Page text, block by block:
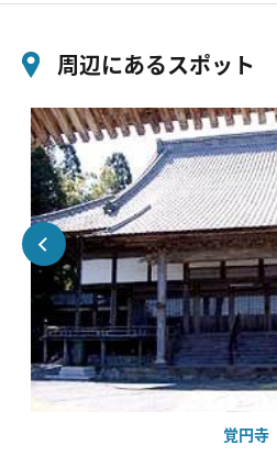
周辺にあるスポット
覚円寺